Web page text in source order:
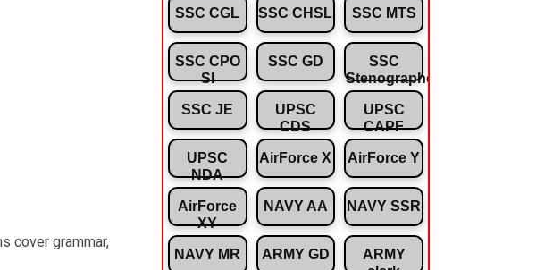
cover grammar,
SSC CGL SSC CHSL SSC MTS
SSC CPO
SI
SSC GD
SSC
Stenographer
SSC JE
UPSC
CDS
UPSC
CAPF
UPSC
NDA
AirForce X AirForce Y
AirForce
XY
NAVY AA NAVY SSR
NAVY MR ARMY GD
ARMY